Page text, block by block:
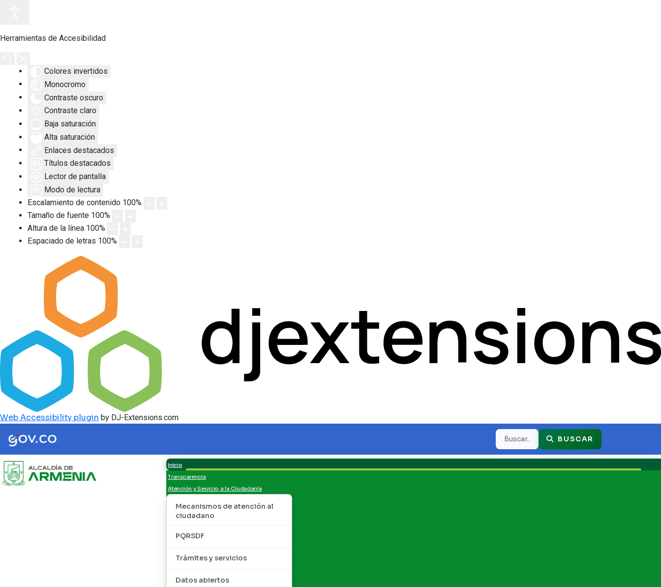
Herramientas de Accesibilidad
Colores invertidos
Monocromo
Contraste oscuro
Contraste claro
Baja saturación
Alta saturación
Enlaces destacados
Títulos destacados
Lector de pantalla
Modo de lectura
Escalamiento de contenido 100%
Tamaño de fuente 100%
Altura de la línea 100%
Espaciado de letras 100%
Web Accessibility plugin by DJ-Extensions.com
Buscar BUSCAR
Inicio
Transparencia
Atención y Servicio a la Ciudadanía
Mecanismos de atención al
ciudadano
PQRSDF
Trámites y servicios
Datos abiertos